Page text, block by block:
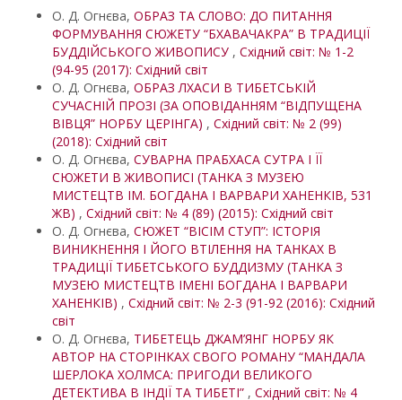
О. Д. Огнєва, ОБРАЗ ТА СЛОВО: ДО ПИТАННЯ
ФОРМУВАННЯ СЮЖЕТУ “БХАВАЧАКРА” В ТРАДИЦІЇ
БУДДІЙСЬКОГО ЖИВОПИСУ , Східний світ: № 1-2
(94-95 (2017): Східний світ
О. Д. Огнєва, ОБРАЗ ЛХАСИ В ТИБЕТСЬКІЙ
СУЧАСНІЙ ПРОЗІ (ЗА ОПОВІДАННЯМ “ВІДПУЩЕНА
ВІВЦЯ” НОРБУ ЦЕРІНГА) , Східний світ: № 2 (99)
(2018): Східний світ
О. Д. Огнєва, СУВАРНА ПРАБХАСА СУТРА І ЇЇ
СЮЖЕТИ В ЖИВОПИСІ (ТАНКА З МУЗЕЮ
МИСТЕЦТВ ІМ. БОГДАНА І ВАРВАРИ ХАНЕНКІВ, 531
ЖВ) , Східний світ: № 4 (89) (2015): Східний світ
О. Д. Огнєва, СЮЖЕТ “ВІСІМ СТУП”: ІСТОРІЯ
ВИНИКНЕННЯ І ЙОГО ВТІЛЕННЯ НА ТАНКАХ В
ТРАДИЦІЇ ТИБЕТСЬКОГО БУДДИЗМУ (ТАНКА З
МУЗЕЮ МИСТЕЦТВ ІМЕНІ БОГДАНА І ВАРВАРИ
ХАНЕНКІВ) , Східний світ: № 2-3 (91-92 (2016): Східний
світ
О. Д. Огнєва, ТИБЕТЕЦЬ ДЖАМ’ЯНГ НОРБУ ЯК
АВТОР НА СТОРІНКАХ СВОГО РОМАНУ “МАНДАЛА
ШЕРЛОКА ХОЛМСА: ПРИГОДИ ВЕЛИКОГО
ДЕТЕКТИВА В ІНДІЇ ТА ТИБЕТІ” , Східний світ: № 4